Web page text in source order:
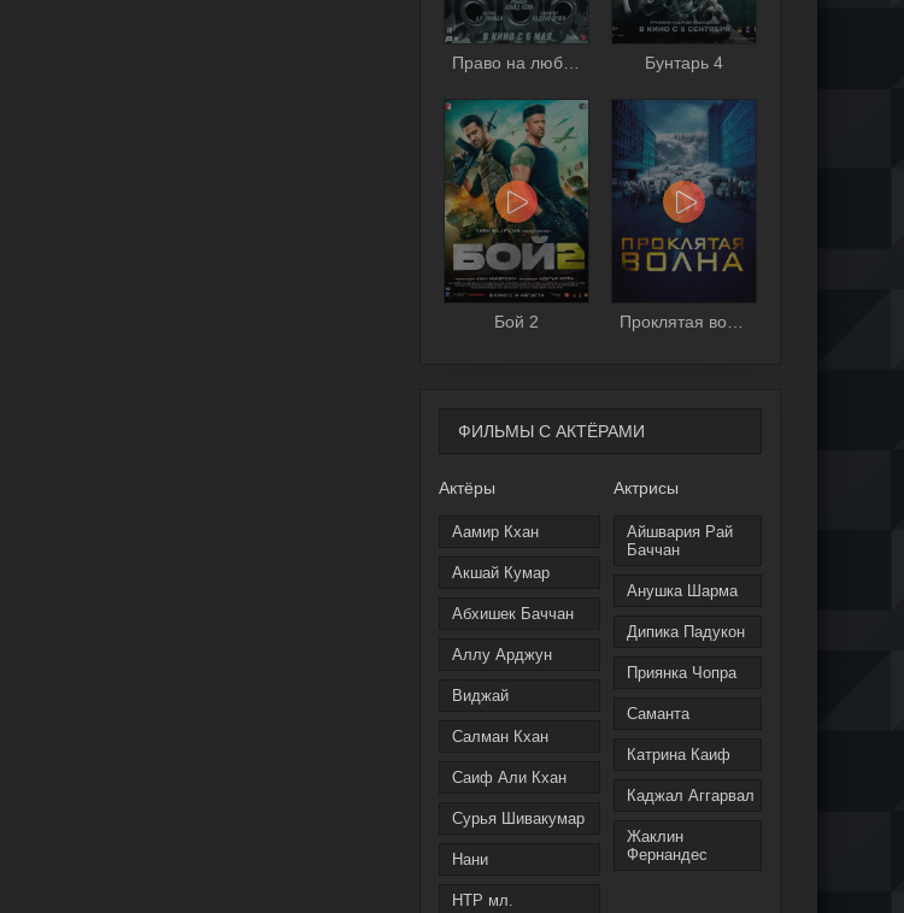
Бунтарь 4
Бой 2 Проклятая волна
ФИЛЬМЫ С АКТЁРАМИ
Актёры
Аамир Кхан
Акшай Кумар
Абхишек Баччан
Аллу Арджун
Виджай
Салман Кхан
Саиф Али Кхан
Сурья Шивакумар
Нани
НТР мл.
Актрисы
Айшвария Рай
Баччан
Анушка Шарма
Дипика Падукон
Приянка Чопра
Саманта
Катрина Каиф
Каджал Аггарвал
Жаклин
Фернандес